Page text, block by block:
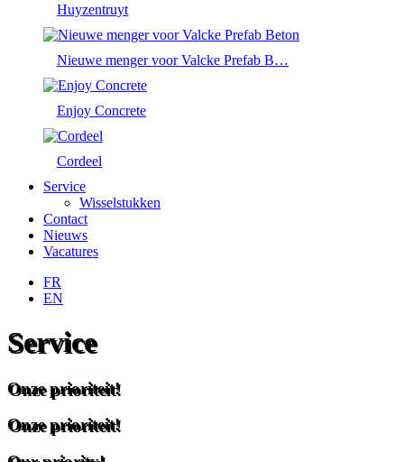
Huyzentruyt
Nieuwe menger voor Valcke Prefab B…
Enjoy Concrete
Cordeel
Service
Wisselstukken
Contact
Nieuws
Vacatures
FR
EN
Service
Onze prioriteit!
Onze prioriteit!